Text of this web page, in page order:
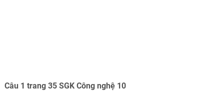
Câu 1 trang 35 SGK Công nghệ 10